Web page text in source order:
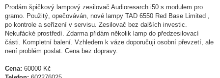
Prodám špičkový lampový zesilovač Audioresarch i50 s modulem pro
gramo. Použitý, opečováván, nové lampy TAD 6550 Red Base Limited ,
po kontrole a seřízení v servisu. Zesilovač bez dalších investic.
Nekuřácké prostředí. Zdarma přidám několik lamp do předzesilovací
části. Kompletní balení. Vzhledem k váze doporučuji osobní převzetí, ale
není problém poslat. Cena bez dopravy.
Cena: 60000 Kč